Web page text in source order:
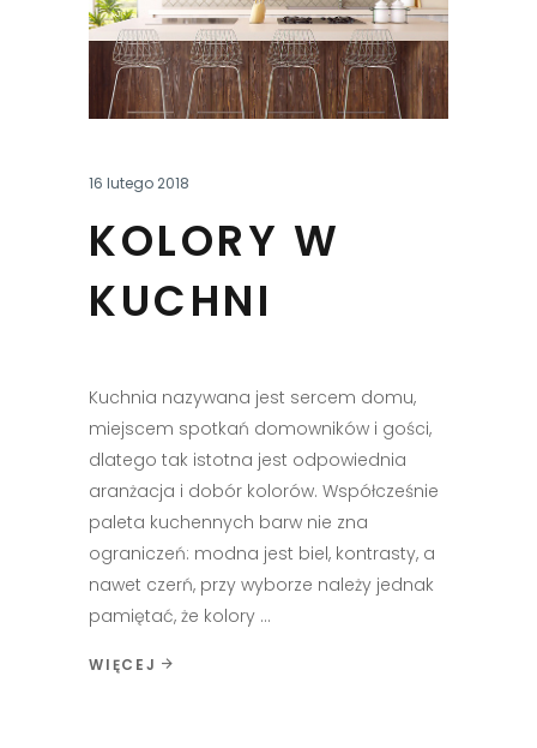
16 lutego 2018
KOLORY W
KUCHNI
Kuchnia nazywana jest sercem domu,
miejscem spotkań domowników i gości,
dlatego tak istotna jest odpowiednia
aranżacja i dobór kolorów. Współcześnie
paleta kuchennych barw nie zna
ograniczeń: modna jest biel, kontrasty, a
nawet czerń, przy wyborze należy jednak
pamiętać, że kolory
WIĘCEJ